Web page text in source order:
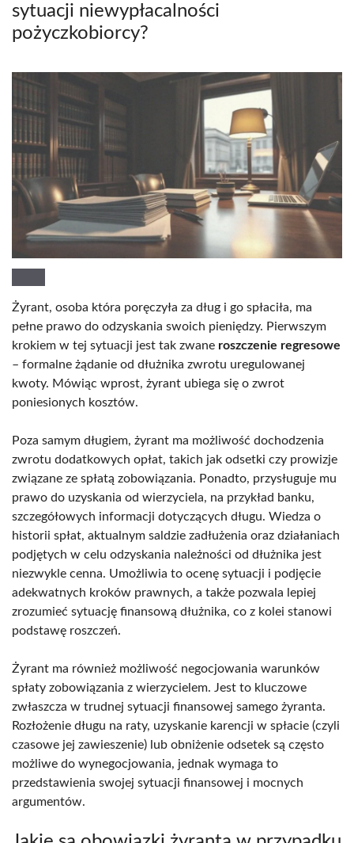
sytuacji niewypłacalności
pożyczkobiorcy?
Żyrant, osoba która poręczyła za dług i go spłaciła, ma
pełne prawo do odzyskania swoich pieniędzy. Pierwszym
krokiem w tej sytuacji jest tak zwane roszczenie regresowe
– formalne żądanie od dłużnika zwrotu uregulowanej
kwoty. Mówiąc wprost, żyrant ubiega się o zwrot
poniesionych kosztów.
Poza samym długiem, żyrant ma możliwość dochodzenia
zwrotu dodatkowych opłat, takich jak odsetki czy prowizje
związane ze spłatą zobowiązania. Ponadto, przysługuje mu
prawo do uzyskania od wierzyciela, na przykład banku,
szczegółowych informacji dotyczących długu. Wiedza o
historii spłat, aktualnym saldzie zadłużenia oraz działaniach
podjętych w celu odzyskania należności od dłużnika jest
niezwykle cenna. Umożliwia to ocenę sytuacji i podjęcie
adekwatnych kroków prawnych, a także pozwala lepiej
zrozumieć sytuację finansową dłużnika, co z kolei stanowi
podstawę roszczeń.
Żyrant ma również możliwość negocjowania warunków
spłaty zobowiązania z wierzycielem. Jest to kluczowe
zwłaszcza w trudnej sytuacji finansowej samego żyranta.
Rozłożenie długu na raty, uzyskanie karencji w spłacie (czyli
czasowe jej zawieszenie) lub obniżenie odsetek są często
możliwe do wynegocjowania, jednak wymaga to
przedstawienia swojej sytuacji finansowej i mocnych
argumentów.